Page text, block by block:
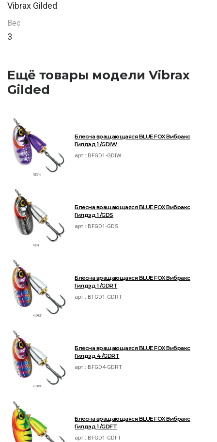
Vibrax Gilded
Вес
3
Ещё товары модели Vibrax
Gilded
Блесна вращающаяся BLUE FOX Вибракс
Гилдэд 1 /GDIW
арт.: BFGD1-GDIW
Блесна вращающаяся BLUE FOX Вибракс
Гилдэд 1 /GDS
арт.: BFGD1-GDS
Блесна вращающаяся BLUE FOX Вибракс
Гилдэд 1 /GDRT
арт.: BFGD1-GDRT
Блесна вращающаяся BLUE FOX Вибракс
Гилдэд 4 /GDRT
арт.: BFGD4-GDRT
Блесна вращающаяся BLUE FOX Вибракс
Гилдэд 1 /GDFT
арт.: BFGD1-GDFT